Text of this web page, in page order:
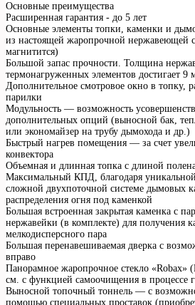
Основные преимущества
Расширенная гарантия - до 5 лет
Основные элементы топки, каменки и
из настоящей жаропрочной нержавеющей
магнитится)
Большой запас прочности. Толщина
термонагруженных элементов достигает 9
Дополнительное смотровое окно в топку,
парилки
Модульность — возможность
дополнительных опций (выносной бак,
или экономайзер на трубу дымохода и др.)
Быстрый нагрев помещения — за счет
конвектора
Объемная и длинная топка с длиной
Максимальный КПД, благодаря
сложной двухпоточной системе дымовых
распределения огня под каменкой
Большая встроенная закрытая каменка с
нержавейки (в комплекте) для получения
мелкодисперсного пара
Большая перенавешиваемая дверка с
вправо
Панорамное жаропрочное стекло «Robax»
см. с функцией самоочищения в процессе
Выносной топочный тоннель — с
помощью специальных проставок